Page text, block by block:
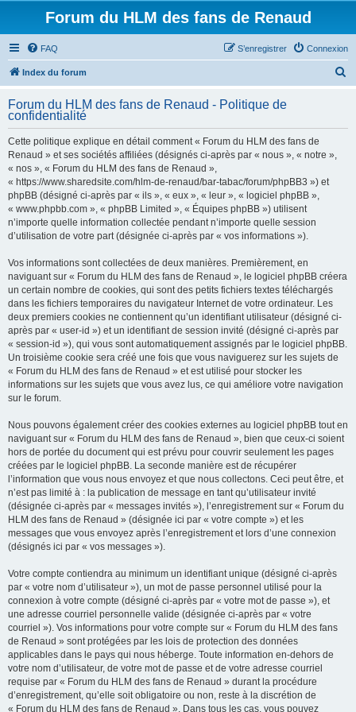
Forum du HLM des fans de Renaud
FAQ Connexion
S’enregistrer
Index du forum
h
Forum du HLM des fans de Renaud - Politique de
confidentialité
Cette politique explique en détail comment « Forum du HLM des fans de
Renaud » et ses sociétés affiliées (désignés ci-après par « nous », « notre »,
« nos », « Forum du HLM des fans de Renaud »,
« https://www.sharedsite.com/hlm-de-renaud/bar-tabac/forum/phpBB3 ») et
phpBB (désigné ci-après par « ils », « eux », « leur », « logiciel phpBB »,
« www.phpbb.com », « phpBB Limited », « Équipes phpBB ») utilisent
n’importe quelle information collectée pendant n’importe quelle session
d’utilisation de votre part (désignée ci-après par « vos informations »).
Vos informations sont collectées de deux manières. Premièrement, en
naviguant sur « Forum du HLM des fans de Renaud », le logiciel phpBB créera
un certain nombre de cookies, qui sont des petits fichiers textes téléchargés
dans les fichiers temporaires du navigateur Internet de votre ordinateur. Les
deux premiers cookies ne contiennent qu’un identifiant utilisateur (désigné ci-
après par « user-id ») et un identifiant de session invité (désigné ci-après par
« session-id »), qui vous sont automatiquement assignés par le logiciel phpBB.
Un troisième cookie sera créé une fois que vous naviguerez sur les sujets de
« Forum du HLM des fans de Renaud » et est utilisé pour stocker les
informations sur les sujets que vous avez lus, ce qui améliore votre navigation
sur le forum.
Nous pouvons également créer des cookies externes au logiciel phpBB tout en
naviguant sur « Forum du HLM des fans de Renaud », bien que ceux-ci soient
hors de portée du document qui est prévu pour couvrir seulement les pages
créées par le logiciel phpBB. La seconde manière est de récupérer
l’information que vous nous envoyez et que nous collectons. Ceci peut être, et
n’est pas limité à : la publication de message en tant qu’utilisateur invité
(désignée ci-après par « messages invités »), l’enregistrement sur « Forum du
HLM des fans de Renaud » (désignée ici par « votre compte ») et les
messages que vous envoyez après l’enregistrement et lors d’une connexion
(désignés ici par « vos messages »).
Votre compte contiendra au minimum un identifiant unique (désigné ci-après
par « votre nom d’utilisateur »), un mot de passe personnel utilisé pour la
connexion à votre compte (désigné ci-après par « votre mot de passe »), et
une adresse courriel personnelle valide (désignée ci-après par « votre
courriel »). Vos informations pour votre compte sur « Forum du HLM des fans
de Renaud » sont protégées par les lois de protection des données
applicables dans le pays qui nous héberge. Toute information en-dehors de
votre nom d’utilisateur, de votre mot de passe et de votre adresse courriel
requise par « Forum du HLM des fans de Renaud » durant la procédure
d’enregistrement, qu’elle soit obligatoire ou non, reste à la discrétion de
« Forum du HLM des fans de Renaud ». Dans tous les cas, vous pouvez